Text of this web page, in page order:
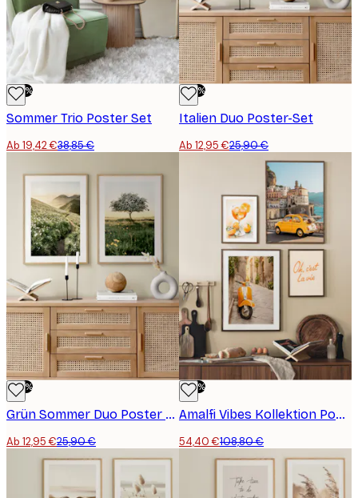
-50%
Sommer Trio Poster Set
Ab 19,42 €38,85 €
-50%
Italien Duo Poster-Set
Ab 12,95 €25,90 €
-50%
Grün Sommer Duo Poster Set
Ab 12,95 €25,90 €
-50%
Amalfi Vibes Kollektion Poster Set
54,40 €108,80 €